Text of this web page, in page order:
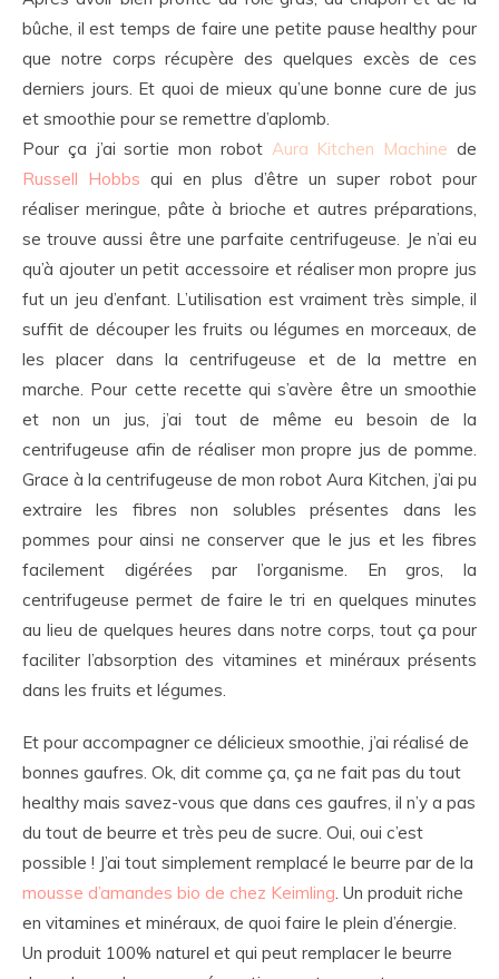
bûche, il est temps de faire une petite pause healthy pour
que notre corps récupère des quelques excès de ces
derniers jours. Et quoi de mieux qu’une bonne cure de jus
et smoothie pour se remettre d’aplomb.
Pour ça j’ai sortie mon robot Aura Kitchen Machine de
Russell Hobbs qui en plus d’être un super robot pour
réaliser meringue, pâte à brioche et autres préparations,
se trouve aussi être une parfaite centrifugeuse. Je n’ai eu
qu’à ajouter un petit accessoire et réaliser mon propre jus
fut un jeu d’enfant. L’utilisation est vraiment très simple, il
suffit de découper les fruits ou légumes en morceaux, de
les placer dans la centrifugeuse et de la mettre en
marche. Pour cette recette qui s’avère être un smoothie
et non un jus, j’ai tout de même eu besoin de la
centrifugeuse afin de réaliser mon propre jus de pomme.
Grace à la centrifugeuse de mon robot Aura Kitchen, j’ai pu
extraire les fibres non solubles présentes dans les
pommes pour ainsi ne conserver que le jus et les fibres
facilement digérées par l’organisme. En gros, la
centrifugeuse permet de faire le tri en quelques minutes
au lieu de quelques heures dans notre corps, tout ça pour
faciliter l’absorption des vitamines et minéraux présents
dans les fruits et légumes.
Et pour accompagner ce délicieux smoothie, j’ai réalisé de
bonnes gaufres. Ok, dit comme ça, ça ne fait pas du tout
healthy mais savez-vous que dans ces gaufres, il n’y a pas
du tout de beurre et très peu de sucre. Oui, oui c’est
possible ! J’ai tout simplement remplacé le beurre par de la
mousse d’amandes bio de chez Keimling. Un produit riche
en vitamines et minéraux, de quoi faire le plein d’énergie.
Un produit 100% naturel et qui peut remplacer le beurre